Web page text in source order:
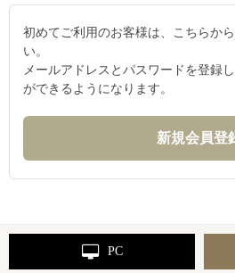
初めてご利用のお客様は、こちらか
い。
メールアドレスとパスワードを登録
ができるようになります。
PC